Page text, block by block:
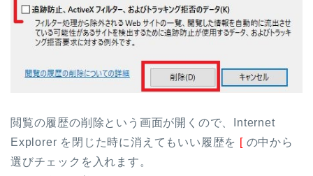
閲覧の履歴の削除という画面が開くので、Internet
Explorer を閉じた時に消えてもいい履歴を [の中から
選びチェックを入れます。